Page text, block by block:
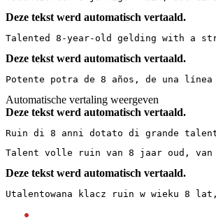
Deze tekst werd automatisch vertaald.
Talented 8-year-old gelding with a
Deze tekst werd automatisch vertaald.
Potente potra de 8 años, de una
Automatische vertaling weergeven
Deze tekst werd automatisch vertaald.
Ruin di 8 anni dotato di grande
Talent volle ruin van 8 jaar oud, van
Deze tekst werd automatisch vertaald.
Utalentowana klacz ruin w wieku 8